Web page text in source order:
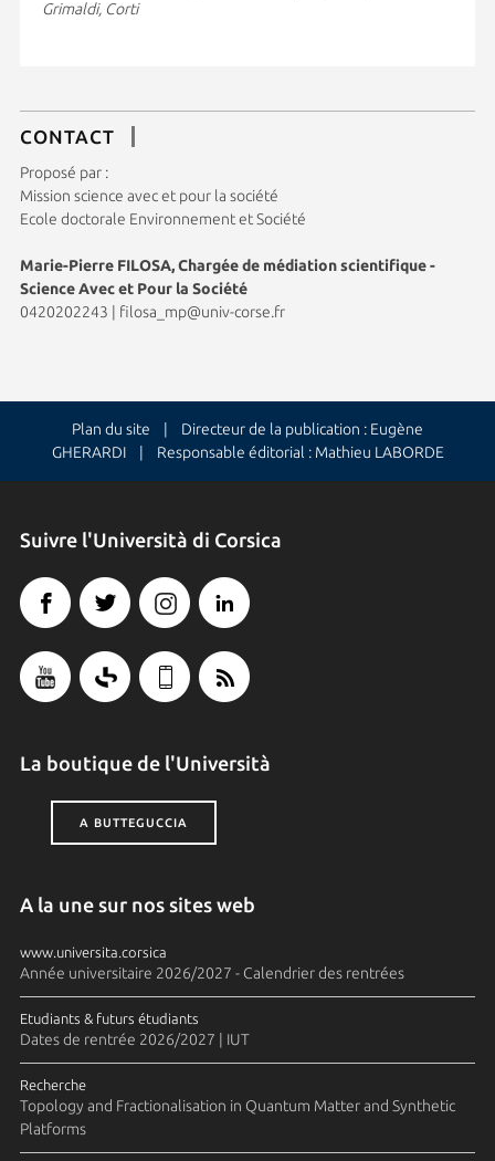
Grimaldi, Corti
CONTACT
Proposé par :
Mission science avec et pour la société
Ecole doctorale Environnement et Société
Marie-Pierre FILOSA, Chargée de médiation scientifique -
Science Avec et Pour la Société
0420202243
filosa_mp@univ-corse.fr
Plan du site | Directeur de la publication : Eugène
GHERARDI | Responsable éditorial : Mathieu LABORDE
Suivre l'Università di Corsica
La boutique de l'Università
A BUTTEGUCCIA
A la une sur nos sites web
www.universita.corsica
Année universitaire 2026/2027 - Calendrier des rentrées
Etudiants & futurs étudiants
Dates de rentrée 2026/2027 | IUT
Recherche
Topology and Fractionalisation in Quantum Matter and Synthetic
Platforms